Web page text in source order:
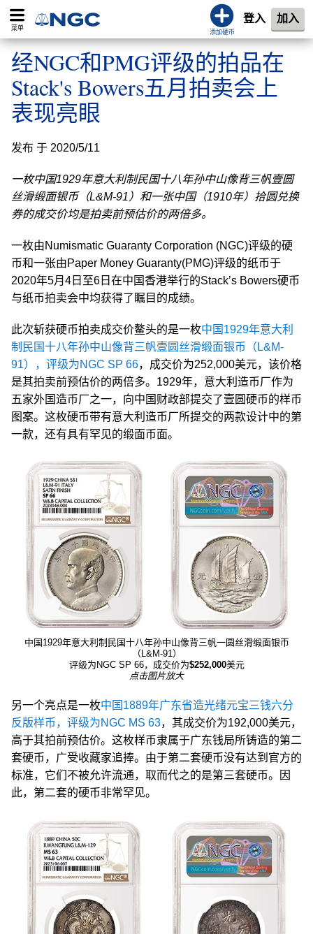
菜单
添加硬币
登入 加入
经NGC和PMG评级的拍品在
Stack's Bowers五月拍卖会上
表现亮眼
发布 于 2020/5/11
一枚中国1929年意大利制民国十八年孙中山像背三帆壹圆
丝滑缎面银币（L&M-91）和一张中国（1910年）拾圆兑换
券的成交价均是拍卖前预估价的两倍多。
一枚由Numismatic Guaranty Corporation (NGC)评级的硬
币和一张由Paper Money Guaranty(PMG)评级的纸币于
2020年5月4日至6日在中国香港举行的Stack’s Bowers硬币
与纸币拍卖会中均获得了瞩目的成绩。
此次斩获硬币拍卖成交价鳌头的是一枚中国1929年意大利
制民国十八年孙中山像背三帆壹圆丝滑缎面银币（L&M-
91），评级为NGC SP 66，成交价为252,000美元，该价格
是其拍卖前预估价的两倍多。1929年，意大利造币厂作为
五家外国造币厂之一，向中国财政部提交了壹圆硬币的样币
图案。这枚硬币带有意大利造币厂所提交的两款设计中的第
一款，还有具有罕见的缎面币面。
中国1929年意大利制民国十八年孙中山像背三帆一圆丝滑缎面银币
（L&M-91）
评级为NGC SP 66，成交价为$252,000美元
点击图片放大
另一个亮点是一枚中国1889年广东省造光绪元宝三钱六分
反版样币，评级为NGC MS 63，其成交价为192,000美元，
高于其拍前预估价。这枚样币隶属于广东钱局所铸造的第二
套硬币，广受收藏家追捧。由于第二套硬币没有达到官方的
标准，它们不被允许流通，取而代之的是第三套硬币。因
此，第二套的硬币非常罕见。